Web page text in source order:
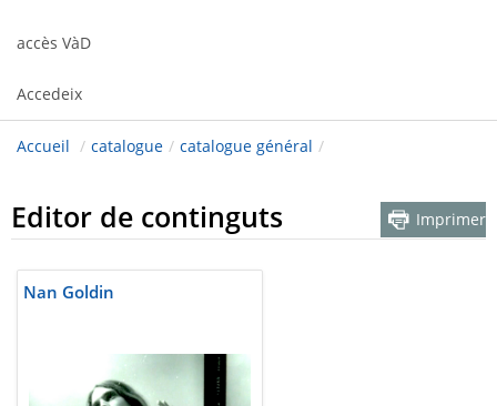
accès VàD
Accedeix
Accueil / catalogue / catalogue général /
Editor de continguts Imprimer
Nan Goldin